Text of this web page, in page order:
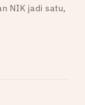
NIK jadi satu,